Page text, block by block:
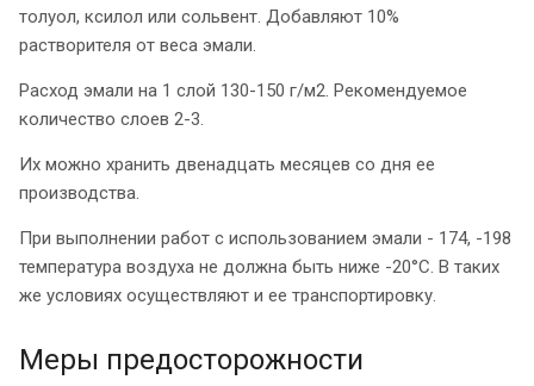
толуол, ксилол или сольвент. Добавляют 10%
растворителя от веса эмали.
Расход эмали на 1 слой 130-150 г/м2. Рекомендуемое
количество слоев 2-3.
Их можно хранить двенадцать месяцев со дня ее
производства.
При выполнении работ с использованием эмали - 174, -198
температура воздуха не должна быть ниже -20°С. В таких
же условиях осуществляют и ее транспортировку.
Меры предосторожности